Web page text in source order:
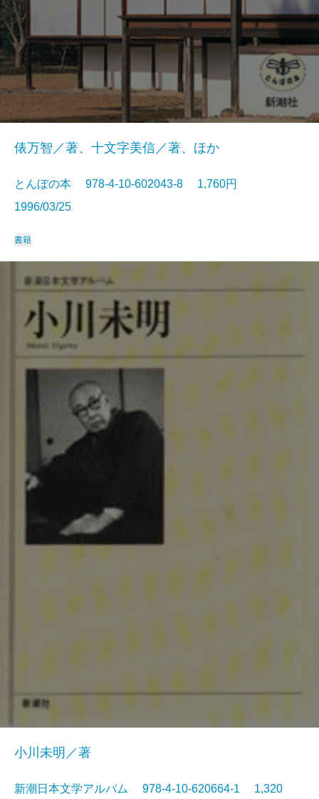
俵万智／著、十文字美信／著、ほか
とんぼの本 978-4-10-602043-8 1,760円
1996/03/25
書籍
小川未明／著
新潮日本文学アルバム 978-4-10-620664-1 1,320